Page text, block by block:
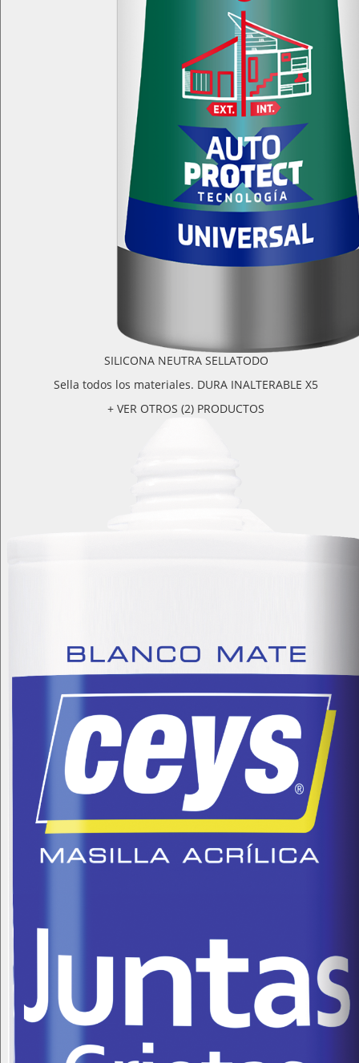
SILICONA NEUTRA SELLATODO
Sella todos los materiales. DURA INALTERABLE X5
+ VER OTROS (2) PRODUCTOS